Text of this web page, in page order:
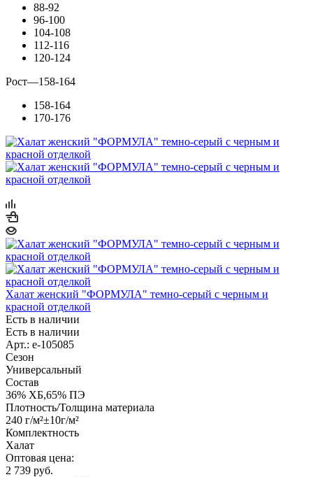
88-92
96-100
104-108
112-116
120-124
Рост—158-164
158-164
170-176
Халат женский "ФОРМУЛА" темно-серый с черным и
красной отделкой
Есть в наличии
Есть в наличии
Арт.: e-105085
Сезон
Универсальный
Состав
36% ХБ,65% ПЭ
Плотность/Толщина материала
240 г/м²±10г/м²
Комплектность
Халат
Оптовая цена:
2 739 руб.